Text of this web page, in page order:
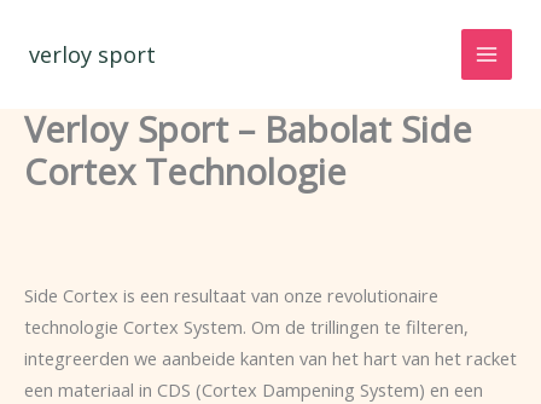
naar
inhoud
verloy sport
Verloy Sport – Babolat Side
Cortex Technologie
Side Cortex is een resultaat van onze revolutionaire
technologie Cortex System. Om de trillingen te filteren,
integreerden we aanbeide kanten van het hart van het racket
een materiaal in CDS (Cortex Dampening System) en een